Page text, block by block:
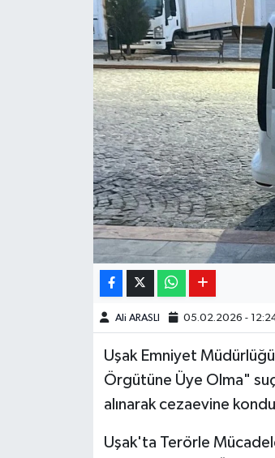
Ali ARASLI 05.02.2026 -
Uşak Emniyet
Örgütüne Üye Olma"
alınarak cezaevine
Uşak'ta Terörle